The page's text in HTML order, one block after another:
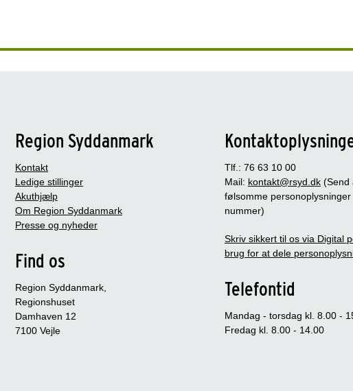
Region Syddanmark
Kontakt
Ledige stillinger
Akuthjælp
Om Region Syddanmark
Presse og nyheder
Find os
Region Syddanmark,
Regionshuset
Damhaven 12
7100 Vejle
Tlf.: 76 63 10 00
Mail: kontakt@rsyd.dk (Send
følsomme personoplysninger
nummer)
Skriv sikkert til os via Digital
brug for at dele
Telefontid
Mandag - torsdag kl. 8.00 -
Fredag kl. 8.00 - 14.00